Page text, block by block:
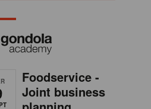
Foodservice -
Joint business